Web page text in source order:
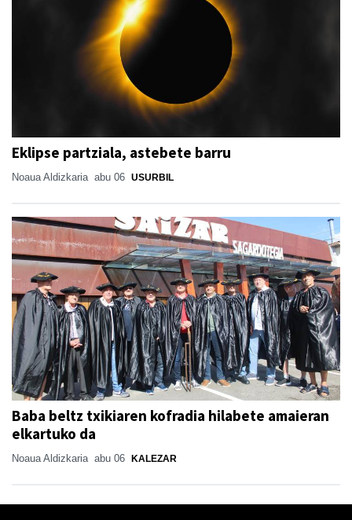
Eklipse partziala, astebete barru
Noaua Aldizkaria abu 06 USURBIL
Baba beltz txikiaren kofradia hilabete amaieran
elkartuko da
Noaua Aldizkaria abu 06 KALEZAR